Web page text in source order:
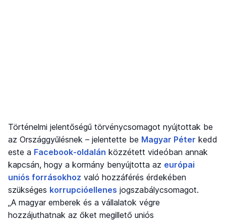
Történelmi jelentőségű törvénycsomagot nyújtottak be
az Országgyűlésnek – jelentette be Magyar Péter kedd
este a Facebook-oldalán közzétett videóban annak
kapcsán, hogy a kormány benyújtotta az európai
uniós forrásokhoz való hozzáférés érdekében
szükséges korrupcióellenes jogszabálycsomagot.
„A magyar emberek és a vállalatok végre
hozzájuthatnak az őket megillető uniós